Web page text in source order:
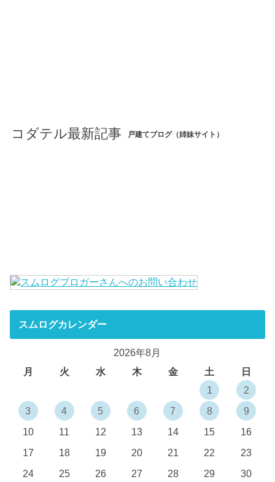
コダテル最新記事 戸建てブログ（姉妹サイト）
スムログカレンダー
2026年8月
月
火 水 木 金 土
日
1
2
3
4 5 6 7 8
9
10
11 12 13 14 15
16
17
18 19 20 21 22
23
24
25 26 27 28 29
30